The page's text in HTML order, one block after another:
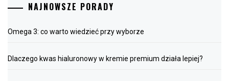
NAJNOWSZE PORADY
Omega 3: co warto wiedzieć przy wyborze
Dlaczego kwas hialuronowy w kremie premium działa lepiej?